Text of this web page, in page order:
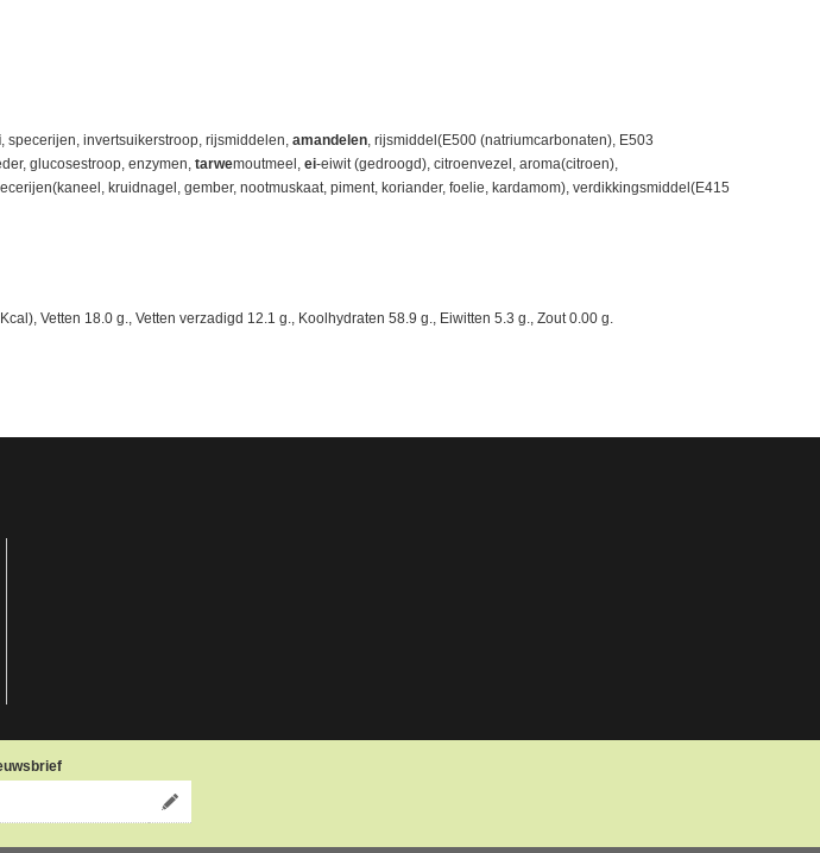
, specerijen, invertsuikerstroop, rijsmiddelen, amandelen , rijsmiddel(E500 (natriumcarbonaten), E503
glucosestroop, enzymen, tarwemoutmeel, ei-eiwit (gedroogd), citroenvezel, aroma(citroen),
kruidnagel, gember, nootmuskaat, piment, koriander, foelie, kardamom), verdikkingsmiddel(E415
Vetten 18.0 g., Vetten verzadigd 12.1 g., Koolhydraten 58.9 g., Eiwitten 5.3 g., Zout 0.00 g.